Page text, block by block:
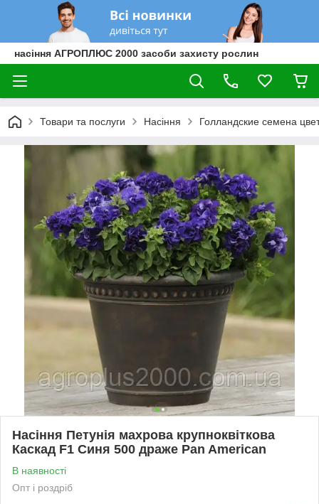
насіння АГРОПЛЮС 2000 засоби захисту рослин
Товари та послуги Насіння Голландские семена
Насіння Петунія махрова крупноквіткова
Каскад F1 Синя 500 драже Pan American
В наявності
Опт і роздріб